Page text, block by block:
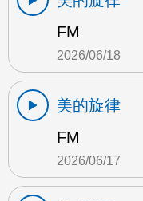
FM
2026/06/18
美的旋律
FM
2026/06/17